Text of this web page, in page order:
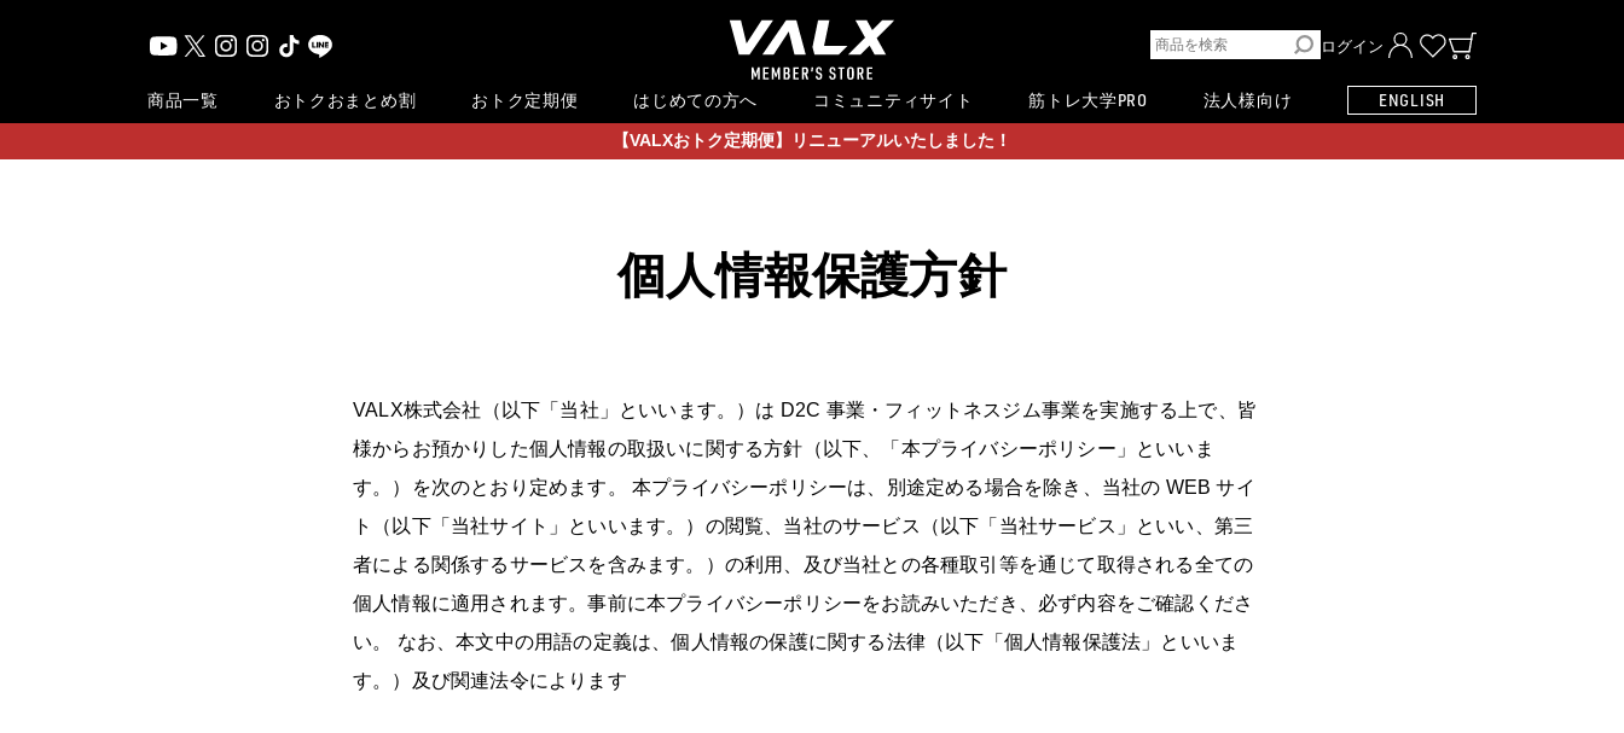
ログイン
商品一覧 おトク おまとめ割 おトク定期便 はじめての方へ コミュニティサイト 筋トレ大学PRO 法人様向け ENGLISH
【VALXおトク定期便】リニューアルいたしました！
個人情報保護方針
VALX株式会社（以下「当社」といいます。）は D2C 事業・フィットネスジム事業を実施する上で、皆
様からお預かりした個人情報の取扱いに関する方針（以下、「本プライバシーポリシー」といいま
す。）を次のとおり定めます。 本プライバシーポリシーは、別途定める場合を除き、当社の WEB サイ
ト（以下「当社サイト」といいます。）の閲覧、当社のサービス（以下「当社サービス」といい、第三
者による関係するサービスを含みます。）の利用、及び当社との各種取引等を通じて取得される全ての
個人情報に適用されます。事前に本プライバシーポリシーをお読みいただき、必ず内容をご確認くださ
い。 なお、本文中の用語の定義は、個人情報の保護に関する法律（以下「個人情報保護法」といいま
す。）及び関連法令によります